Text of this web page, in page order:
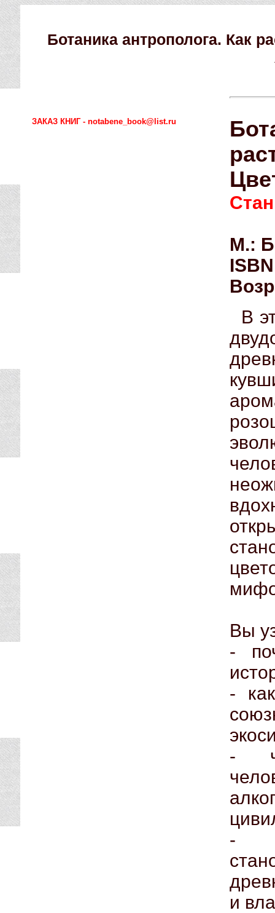
Ботаника антрополога. Как
ЗАКАЗ КНИГ - notabene_book@list.ru
М.:
В
Вы
-
-
-
-
и